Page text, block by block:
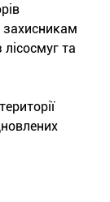
захисникам
лісосмуг та